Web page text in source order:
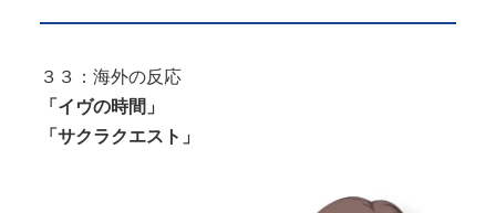
３３：海外の反応
「イヴの時間」
「サクラクエスト」